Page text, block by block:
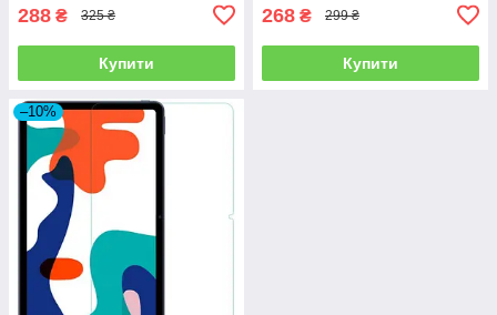
288 ₴ 325 ₴
Купити
268 ₴ 299 ₴
Купити
–10%